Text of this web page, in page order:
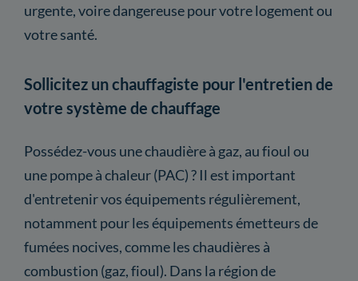
urgente, voire dangereuse pour votre logement ou
votre santé.
Sollicitez un chauffagiste pour l'entretien de
votre système de chauffage
Possédez-vous une chaudière à gaz, au fioul ou
une pompe à chaleur (PAC) ? Il est important
d'entretenir vos équipements régulièrement,
notamment pour les équipements émetteurs de
fumées nocives, comme les chaudières à
combustion (gaz, fioul). Dans la région de